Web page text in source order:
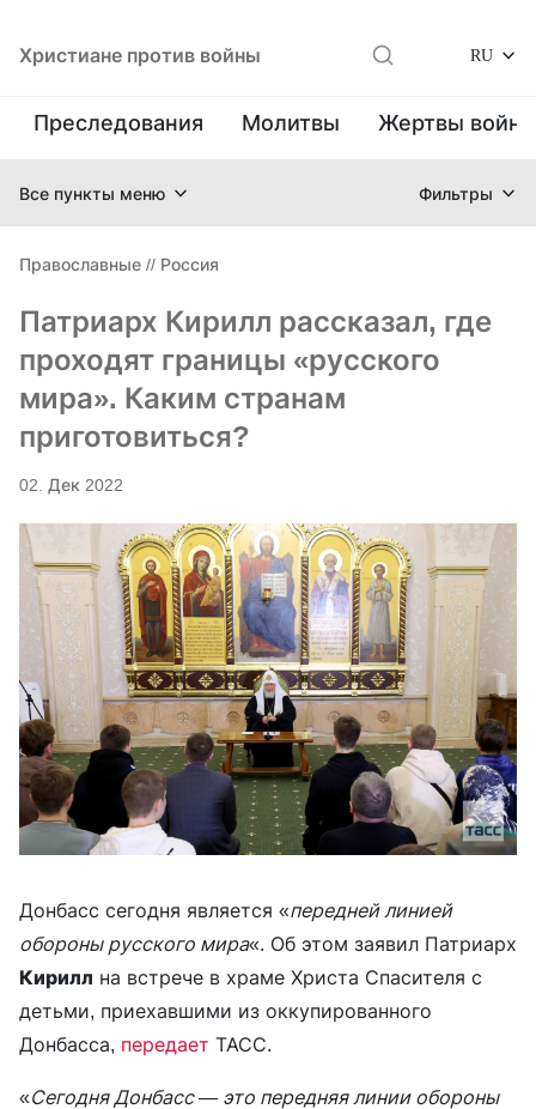
Христиане против войны RU
Преследования Молитвы Жертвы
Все пункты меню Фильтры
Православные // Россия
Патриарх Кирилл рассказал, где
проходят границы «русского
мира». Каким странам
приготовиться?
02. Дек 2022
Донбасс сегодня является «передней линией
обороны русского мира«. Об этом заявил Патриарх
Кирилл на встрече в храме Христа Спасителя с
детьми, приехавшими из оккупированного
Донбасса, передает ТАСС.
«Сегодня Донбасс — это передняя линии обороны